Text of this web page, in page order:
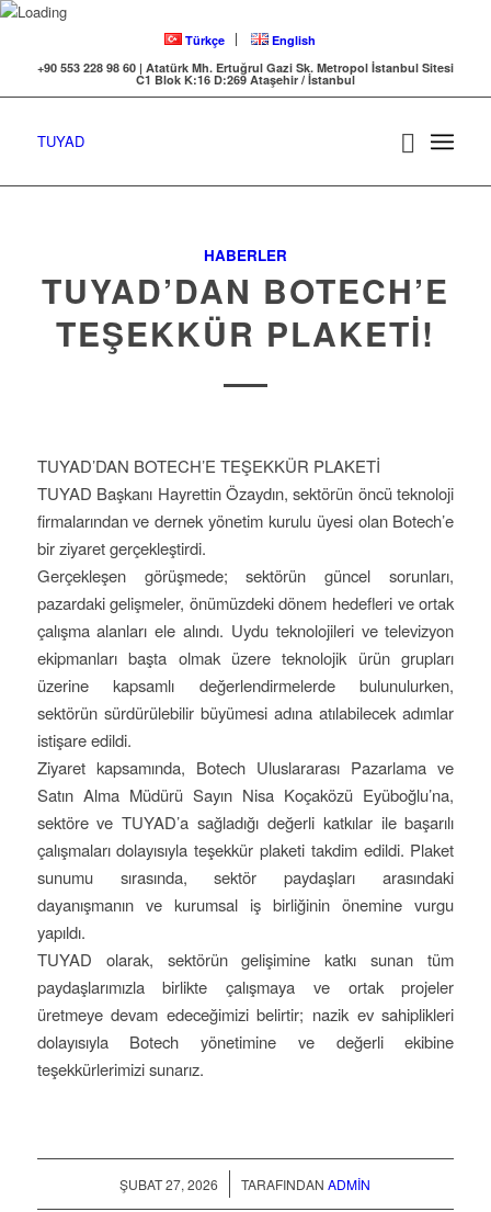
Türkçe
English
+90 553 228 98 60 | Atatürk Mh. Ertuğrul Gazi Sk. Metropol İstanbul Sitesi
C1 Blok K:16 D:269 Ataşehir / İstanbul
TUYAD
HABERLER
TUYAD’DAN BOTECH’E
TEŞEKKÜR PLAKETİ!
TUYAD’DAN BOTECH’E TEŞEKKÜR PLAKETİ
TUYAD Başkanı Hayrettin Özaydın, sektörün öncü teknoloji
firmalarından ve dernek yönetim kurulu üyesi olan Botech’e
bir ziyaret gerçekleştirdi.
Gerçekleşen görüşmede; sektörün güncel sorunları,
pazardaki gelişmeler, önümüzdeki dönem hedefleri ve ortak
çalışma alanları ele alındı. Uydu teknolojileri ve televizyon
ekipmanları başta olmak üzere teknolojik ürün grupları
üzerine kapsamlı değerlendirmelerde bulunulurken,
sektörün sürdürülebilir büyümesi adına atılabilecek adımlar
istişare edildi.
Ziyaret kapsamında, Botech Uluslararası Pazarlama ve
Satın Alma Müdürü Sayın Nisa Koçaközü Eyüboğlu’na,
sektöre ve TUYAD’a sağladığı değerli katkılar ile başarılı
çalışmaları dolayısıyla teşekkür plaketi takdim edildi. Plaket
sunumu sırasında, sektör paydaşları arasındaki
dayanışmanın ve kurumsal iş birliğinin önemine vurgu
yapıldı.
TUYAD olarak, sektörün gelişimine katkı sunan tüm
paydaşlarımızla birlikte çalışmaya ve ortak projeler
üretmeye devam edeceğimizi belirtir; nazik ev sahiplikleri
dolayısıyla Botech yönetimine ve değerli ekibine
teşekkürlerimizi sunarız.
ŞUBAT 27, 2026
/ TARAFINDANADMIN